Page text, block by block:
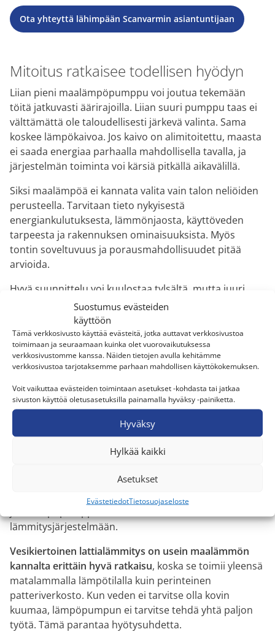
Suostumus evästeiden
käyttöön
Tämä verkkosivusto käyttää evästeitä, jotka auttavat verkkosivustoa
toimimaan ja seuraamaan kuinka olet vuorovaikutuksessa
verkkosivustomme kanssa. Näiden tietojen avulla kehitämme
verkkosivustoa tarjotaksemme parhaan mahdollisen käyttökokemuksen.
Voit vaikuttaa evästeiden toimintaan asetukset -kohdasta tai jatkaa
sivuston käyttöä oletusasetuksilla painamalla hyväksy -painiketta.
Hyväksy
Hylkää kaikki
Asetukset
EvästetiedotTietosuojaseloste
Ota yhteyttä lähimpään Scanvarmin asiantuntijaan
Mitoitus ratkaisee todellisen hyödyn
Liian pieni maalämpöpumppu voi joutua tekemään
töitä jatkuvasti äärirajoilla. Liian suuri pumppu taas ei
välttämättä ole taloudellisesti järkevä valinta. Sama
koskee lämpökaivoa. Jos kaivo on alimitoitettu, maasta
ei saada energiaa parhaalla mahdollisella tavalla, ja
järjestelmän toiminta voi kärsiä pitkällä aikavälillä.
Siksi maalämpöä ei kannata valita vain talon neliöiden
perusteella. Tarvitaan tieto nykyisestä
energiankulutuksesta, lämmönjaosta, käyttöveden
tarpeesta ja rakennuksen ominaisuuksista. Myös
tontin soveltuvuus ja porausmahdollisuudet pitää
arvioida.
Hyvä suunnittelu voi kuulostaa tylsältä, mutta juuri
siinä syntyy suurin osa maalämmön onnistumisesta.
Kun mitoitus tehdään oikein, lämpöpumppu käy
järkevästi, koti pysyy tasaisen lämpimänä ja
hyötysuhde pysyy hyvällä tasolla.
Lue lisää siitä, mitämaalämpökaivon poraus
käytännössä tarkoittaa ja mitämaalämpöpumpun
hankintaomakotitaloon vaatii.
Lämmönjako vaikuttaa
hyötysuhteeseen
lämpimäksi mahdollisimman matalalla menoveden
lämpötilalla. Tämä tarkoittaa sitä veden lämpötilaa,
lämmitysjärjestelmään.
Vesikiertoinen lattialämmitys on usein maalämmön
kannalta erittäin hyvä ratkaisu, koska se toimii yleensä
matalammalla lämpötilalla kuin perinteinen
patteriverkosto. Kun veden ei tarvitse olla kovin
kuumaa, lämpöpumpun ei tarvitse tehdä yhtä paljon
työtä. Tämä parantaa hyötysuhdetta.